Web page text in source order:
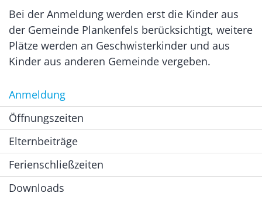
Bei der Anmeldung werden erst die Kinder aus
der Gemeinde Plankenfels berücksichtigt, weitere
Plätze werden an Geschwisterkinder und aus
Kinder aus anderen Gemeinde vergeben.
Anmeldung
Öffnungszeiten
Elternbeiträge
Ferienschließzeiten
Downloads